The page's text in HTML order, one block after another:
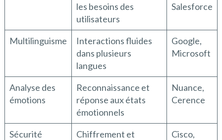
les besoins des
utilisateurs
Salesforce
Multilinguisme
Interactions fluides
dans plusieurs
langues
Google,
Microsoft
Analyse des
émotions
Reconnaissance et
réponse aux états
émotionnels
Nuance,
Cerence
Sécurité
Chiffrement et
Cisco,